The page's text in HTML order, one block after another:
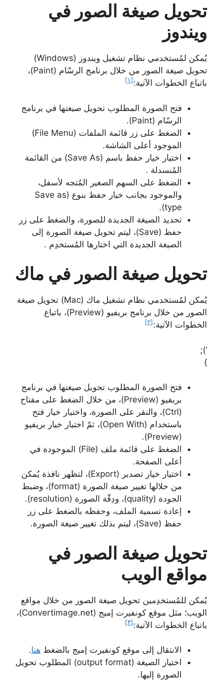
تحويل صيغة الصور في
ويندوز
يُمكن لمُستخدمي نظام تشغيل ويندوز (Windows)
تحويل صيغة الصور من خلال برنامج الرسّام (Paint)،
باتباع الخطوات الآتية: [١]
فتح الصورة المطلوب تحويل صيغتها في برنامج
الرسّام (Paint).
الضغط على زر قائمة الملفات (File Menu)
الموجود أعلى الشاشة.
اختيار خيار حفظ باسم (Save As) من القائمة
المُنسدلة .
الضغط على السهم الصغير المُتجه لأسفل،
والموجود بجانب خيار حفظ بنوع (Save as
type).
تحديد الصيغة الجديدة للصورة، والضغط على زر
حفظ (Save)، ليتم تحويل صيغة الصورة إلى
الصيغة الجديدة التي اختارها المُستخدِم .
تحويل صيغة الصور في ماك
يُمكن لمُستخدمي نظام تشغيل ماك (Mac) تحويل صيغة
الصور من خلال برنامج بريفيو (Preview)، باتباع
الخطوات الآتية: [٢]
‘);
}
فتح الصورة المطلوب تحويل صيغتها في برنامج
بريفيو (Preview)، من خلال الضغط على مفتاح
(Ctrl)، والنقر على الصورة، واختيار خيار فتح
باستخدام (Open With)، ثمّ اختيار خيار بريفيو
(Preview).
الضغط على قائمة ملف (File) الموجودة في
أعلى الصفحة.
اختيار خيار تصدير (Export)، لتظهر نافذة يُمكن
من خلالها تغيير صيغة الصورة (format)، وضبط
الجودة (quality)، ودِقّة الصورة (resolution).
إعادة تسمية الملف، وحفظه بالضغط على زر
حفظ (Save)، ليتم بذلك تغيير صيغة الصورة.
تحويل صيغة الصور في
مواقع الويب
يُمكن للمُستخدِمين تحويل صيغة الصور من خلال مواقع
الويب؛ مثل موقع كونفيرت إميج (Convertimage.net)،
باتباع الخطوات الآتية: [٣]
الانتقال إلى موقع كونفيرت إميج بالضغط هنا.
اختيار الصيغة (output format) المطلوب تحويل
الصورة إليها.